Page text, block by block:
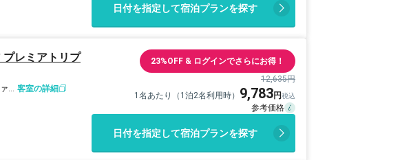
日付を指定して宿泊プランを探す
プレミアトリプ
シングルベッド 2 台およびシングルソファーベッド 1 台 客室の詳細
23%OFF & ログインでさらにお得！
12,635円
1名あたり（1泊2名利用時） 9,783
日付を指定して宿泊プランを探す